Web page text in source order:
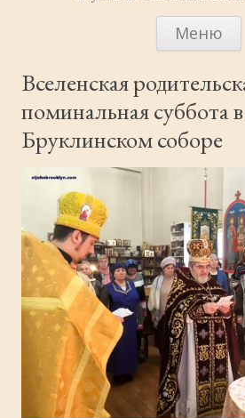
Меню
Вселенская
поминальная суббота в
Бруклинском соборе